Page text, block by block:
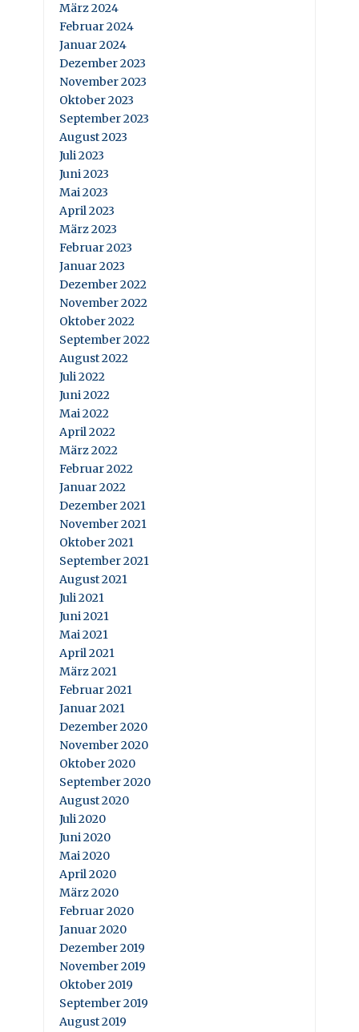
März 2024
Februar 2024
Januar 2024
Dezember 2023
November 2023
Oktober 2023
September 2023
August 2023
Juli 2023
Juni 2023
Mai 2023
April 2023
März 2023
Februar 2023
Januar 2023
Dezember 2022
November 2022
Oktober 2022
September 2022
August 2022
Juli 2022
Juni 2022
Mai 2022
April 2022
März 2022
Februar 2022
Januar 2022
Dezember 2021
November 2021
Oktober 2021
September 2021
August 2021
Juli 2021
Juni 2021
Mai 2021
April 2021
März 2021
Februar 2021
Januar 2021
Dezember 2020
November 2020
Oktober 2020
September 2020
August 2020
Juli 2020
Juni 2020
Mai 2020
April 2020
März 2020
Februar 2020
Januar 2020
Dezember 2019
November 2019
Oktober 2019
September 2019
August 2019